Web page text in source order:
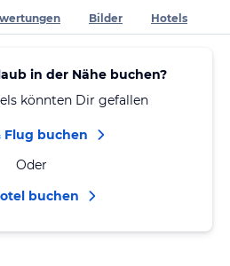
Bilder Hotels
in der Nähe buchen?
könnten Dir gefallen
Flug buchen
Oder
buchen